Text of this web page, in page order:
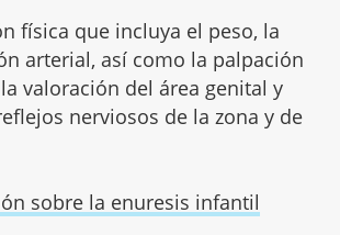
física que incluya el peso, la
arterial, así como la palpación
valoración del área genital y
nerviosos de la zona y de
sobre la enuresis infantil